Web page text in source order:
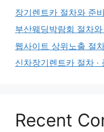
장기렌트카 절차와 준
부산웨딩박람회 절차
웹사이트 상위노출 절
신차장기렌트카 절차 ·
Recent